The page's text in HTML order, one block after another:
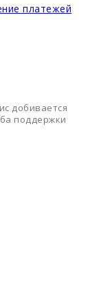
платежей
добивается
поддержки